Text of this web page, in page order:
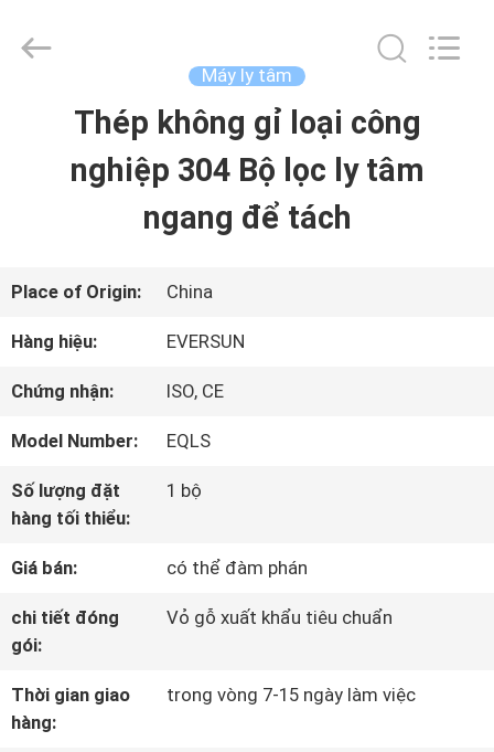
PHẨM
HƯỚNG
DẪN
VR
VỀ
CHÚNG
TÔI
THAM
EVERSUN
Machinery
Máy ly tâm
Thép không gỉ loại công
nghiệp 304 Bộ lọc ly tâm
ngang để tách
Place of Origin: China
Hàng hiệu: EVERSUN
Chứng nhận: ISO, CE
Model Number: EQLS
Số lượng đặt
hàng tối thiểu:
1 bộ
Giá bán: có thể đàm phán
chi tiết đóng
gói:
Vỏ gỗ xuất khẩu tiêu chuẩn
Thời gian giao
hàng:
trong vòng 7-15 ngày làm việc